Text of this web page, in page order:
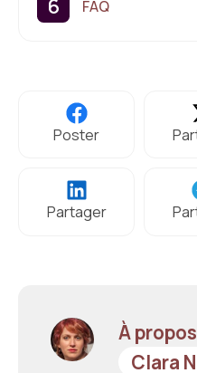
FAQ
Poster
Partager
À
Clara